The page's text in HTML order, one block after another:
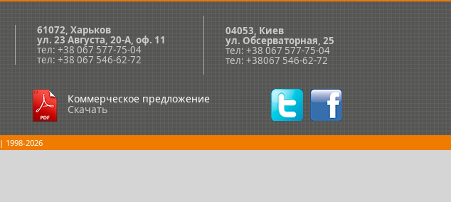
61072, Харьков
ул. 23 Августа, 20-А, оф. 11
тел: +38 067 577-75-04
тел: +38 067 546-62-72
04053, Киев
ул. Обсерваторная, 25
тел: +38 067 577-75-04
тел: +38067 546-62-72
Коммерческое предложение
Скачать
| 1998-2026